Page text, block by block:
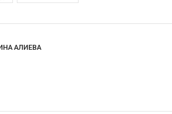
АЛИЕВА